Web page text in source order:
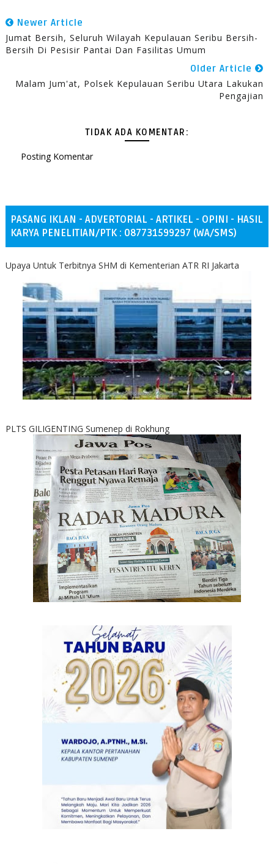
Newer Article
Jumat Bersih, Seluruh Wilayah Kepulauan Seribu Bersih-
Bersih Di Pesisir Pantai Dan Fasilitas Umum
Older Article
Malam Jum'at, Polsek Kepulauan Seribu Utara Lakukan
Pengajian
TIDAK ADA KOMENTAR:
Posting Komentar
PASANG IKLAN - ADVERTORIAL - ARTIKEL - OPINI - HASIL
KARYA PENELITIAN/PTK : 087731599297 (WA/SMS)
Upaya Untuk Terbitnya SHM di Kementerian ATR RI Jakarta
PLTS GILIGENTING Sumenep di Rokhung